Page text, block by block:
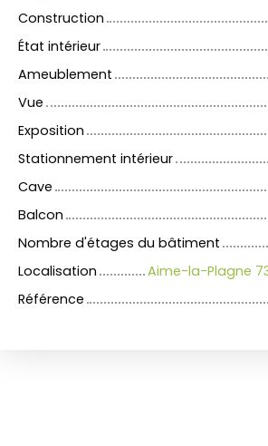
Construction
État intérieur
Ameublement
Vue
Exposition
Stationnement intérieur
Cave
Balcon
Nombre d'étages du bâtiment
Localisation
Aime-la-Plagne
Référence